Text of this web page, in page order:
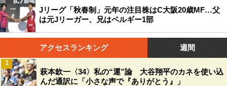
Jリーグ「秋春制」元年の注目株はC大阪20歳MF…父
は元Jリーガー、兄はベルギー1部
アクセスランキング 週間
萩本欽一〈34〉私の“運”論 大谷翔平のカネを使い込
んだ通訳に「小さな声で『ありがとう』」
1